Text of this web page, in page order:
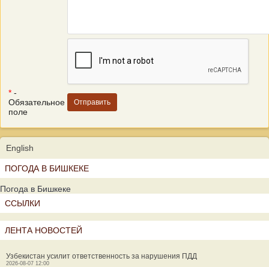
* -
Обязательное
поле
English
ПОГОДА В БИШКЕКЕ
Погода в Бишкеке
ССЫЛКИ
ЛЕНТА НОВОСТЕЙ
Узбекистан усилит ответственность за нарушения ПДД
2026-08-07 12:00